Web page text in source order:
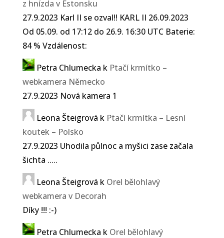
z hnízda v Estonsku
27.9.2023 Karl II se ozval!! KARL II 26.09.2023
Od 05.09. od 17:12 do 26.9. 16:30 UTC Baterie:
84 % Vzdálenost:
Petra Chlumecka k Ptačí krmítko –
webkamera Německo
27.9.2023 Nová kamera 1
Leona Šteigrová k Ptačí krmítka – Lesní
koutek – Polsko
27.9.2023 Uhodila půlnoc a myšici zase začala
šichta .....
Leona Šteigrová k Orel bělohlavý
webkamera v Decorah
Díky !!! :-)
Petra Chlumecka k Orel bělohlavý